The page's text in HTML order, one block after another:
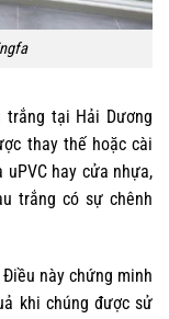
tại Hải Dương
thay thế hoặc cài
hay cửa nhựa,
trắng có sự chênh
này chứng minh
khi chúng được sử